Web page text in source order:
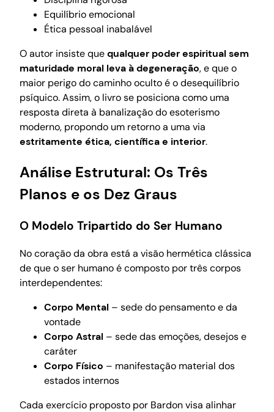
Equilíbrio emocional
Ética pessoal inabalável
O autor insiste quequalquer poder espiritual sem
maturidade moral leva à degeneração, e que o
maior perigo do caminho oculto é o desequilíbrio
psíquico. Assim, o livro se posiciona como uma
resposta direta à banalização do esoterismo
moderno, propondo um retorno a uma via
estritamente ética, científica e interior.
Análise Estrutural: Os Três
Planos e os Dez Graus
O Modelo Tripartido do Ser Humano
No coração da obra está a visão hermética clássica
de que o ser humano é composto por três corpos
interdependentes:
Corpo Mental – sede do pensamento e da
vontade
Corpo Astral – sede das emoções, desejos e
caráter
Corpo Físico – manifestação material dos
estados internos
Cada exercício proposto por Bardon visa alinhar